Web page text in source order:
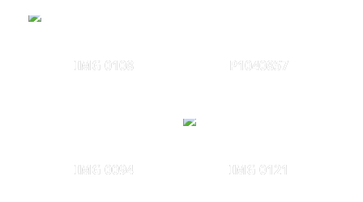
IMG 0108 P1040857
IMG 0094 IMG 0121